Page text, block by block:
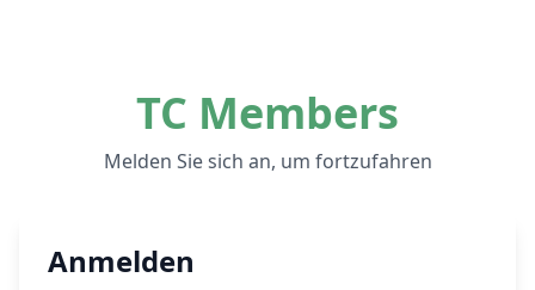
TC Members
Melden Sie sich an, um fortzufahren
Anmelden